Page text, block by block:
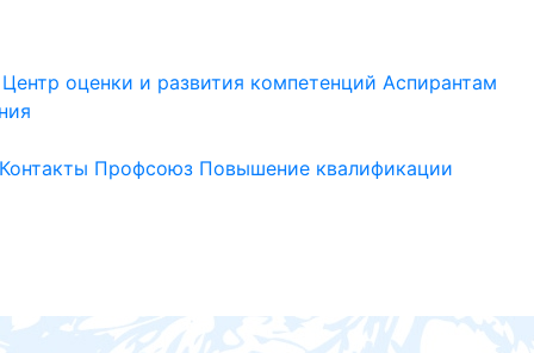
Центр оценки и развития компетенций Аспирантам
Контакты Профсоюз Повышение квалификации